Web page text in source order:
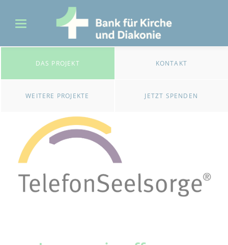
DAS PROJEKT KONTAKT
WEITERE PROJEKTE JETZT SPENDEN